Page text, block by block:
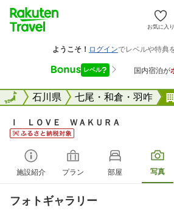
お気に入り
全国石川県 七尾・和倉・羽咋
全国
Ｉ ＬＯＶＥ ＷＡＫＵＲＡ
施設紹介 プラン 部屋 写真
フォトギャラリー